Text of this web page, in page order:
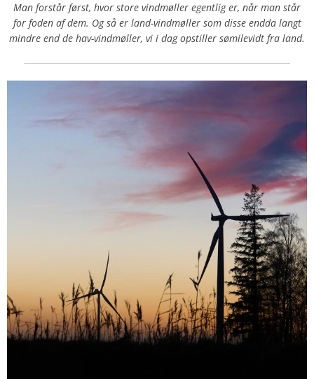
Man forstår først, hvor store vindmøller egentlig er, når man står
for foden af dem. Og så er land-vindmøller som disse endda langt
mindre end de hav-vindmøller, vi i dag opstiller sømilevidt fra land.